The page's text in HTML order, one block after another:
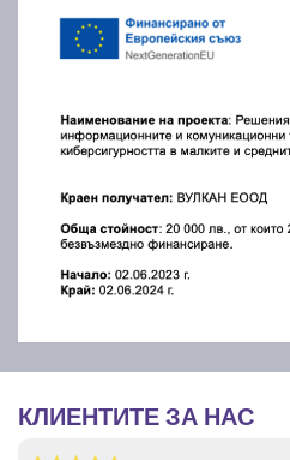
КЛИЕНТИТЕ ЗА НАС